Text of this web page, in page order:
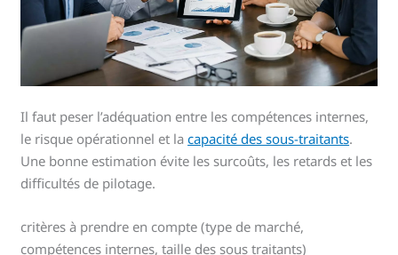
Il faut peser l’adéquation entre les compétences internes,
le risque opérationnel et lacapacité des sous-traitants.
Une bonne estimation évite les surcoûts, les retards et les
difficultés de pilotage.
critères à prendre en compte (type de marché,
compétences internes, taille des sous traitants)